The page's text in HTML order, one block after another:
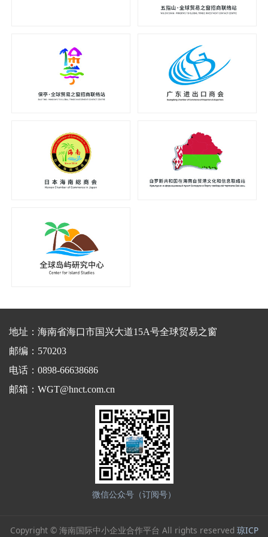
地址：海南省海口市国兴大道15A号全球贸易之窗
邮编：570203
电话：0898-66638686
邮箱：WGT@hnct.com.cn
微信公众号（订阅号）
Copyright © 海南国际中小企业合作平台 All rights reserved 琼ICP